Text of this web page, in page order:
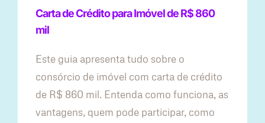
Carta de Crédito para Imóvel de R$ 860
mil
Este guia apresenta tudo sobre o
consórcio de imóvel com carta de crédito
de R$ 860 mil. Entenda como funciona, as
vantagens, quem pode participar, como